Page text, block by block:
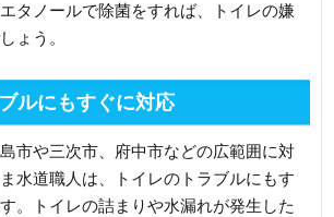
タノールで除菌をすれば、トイレの嫌
ょう。
ルにもすぐに対応
市や三次市、府中市などの広範囲に対
水道職人は、トイレのトラブルにもす
。トイレの詰まりや水漏れが発生した